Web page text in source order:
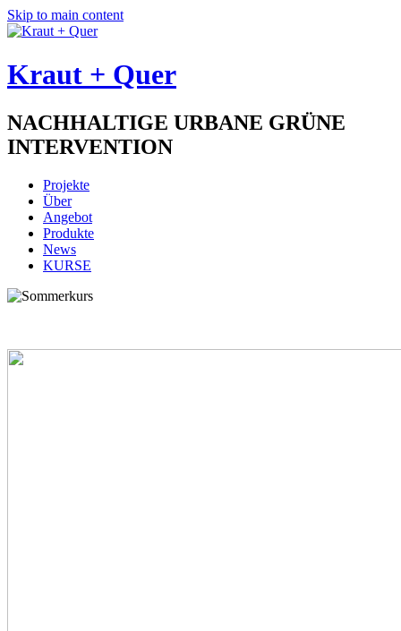
Skip to main content
Kraut + Quer
NACHHALTIGE URBANE GRÜNE
INTERVENTION
Projekte
Über
Angebot
Produkte
News
KURSE